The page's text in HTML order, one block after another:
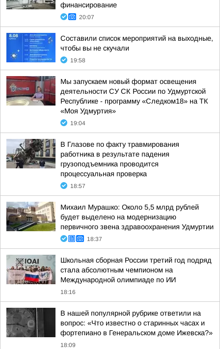
финансирование
20:07
Составили список мероприятий на выходные,
чтобы вы не скучали
19:58
Мы запускаем новый формат освещения
деятельности СУ СК России по Удмуртской
Республике - программу «Следком18» на ТК
«Моя Удмуртия»
19:04
В Глазове по факту травмирования
работника в результате падения
грузоподъемника проводится
процессуальная проверка
18:57
Михаил Мурашко: Около 5,5 млрд рублей
будет выделено на модернизацию
первичного звена здравоохранения Удмуртии
18:37
Школьная сборная России третий год подряд
стала абсолютным чемпионом на
Международной олимпиаде по ИИ
18:16
В нашей популярной рубрике ответили на
вопрос: «Что известно о старинных часах и
фортепиано в Генеральском доме Ижевска?»
18:09